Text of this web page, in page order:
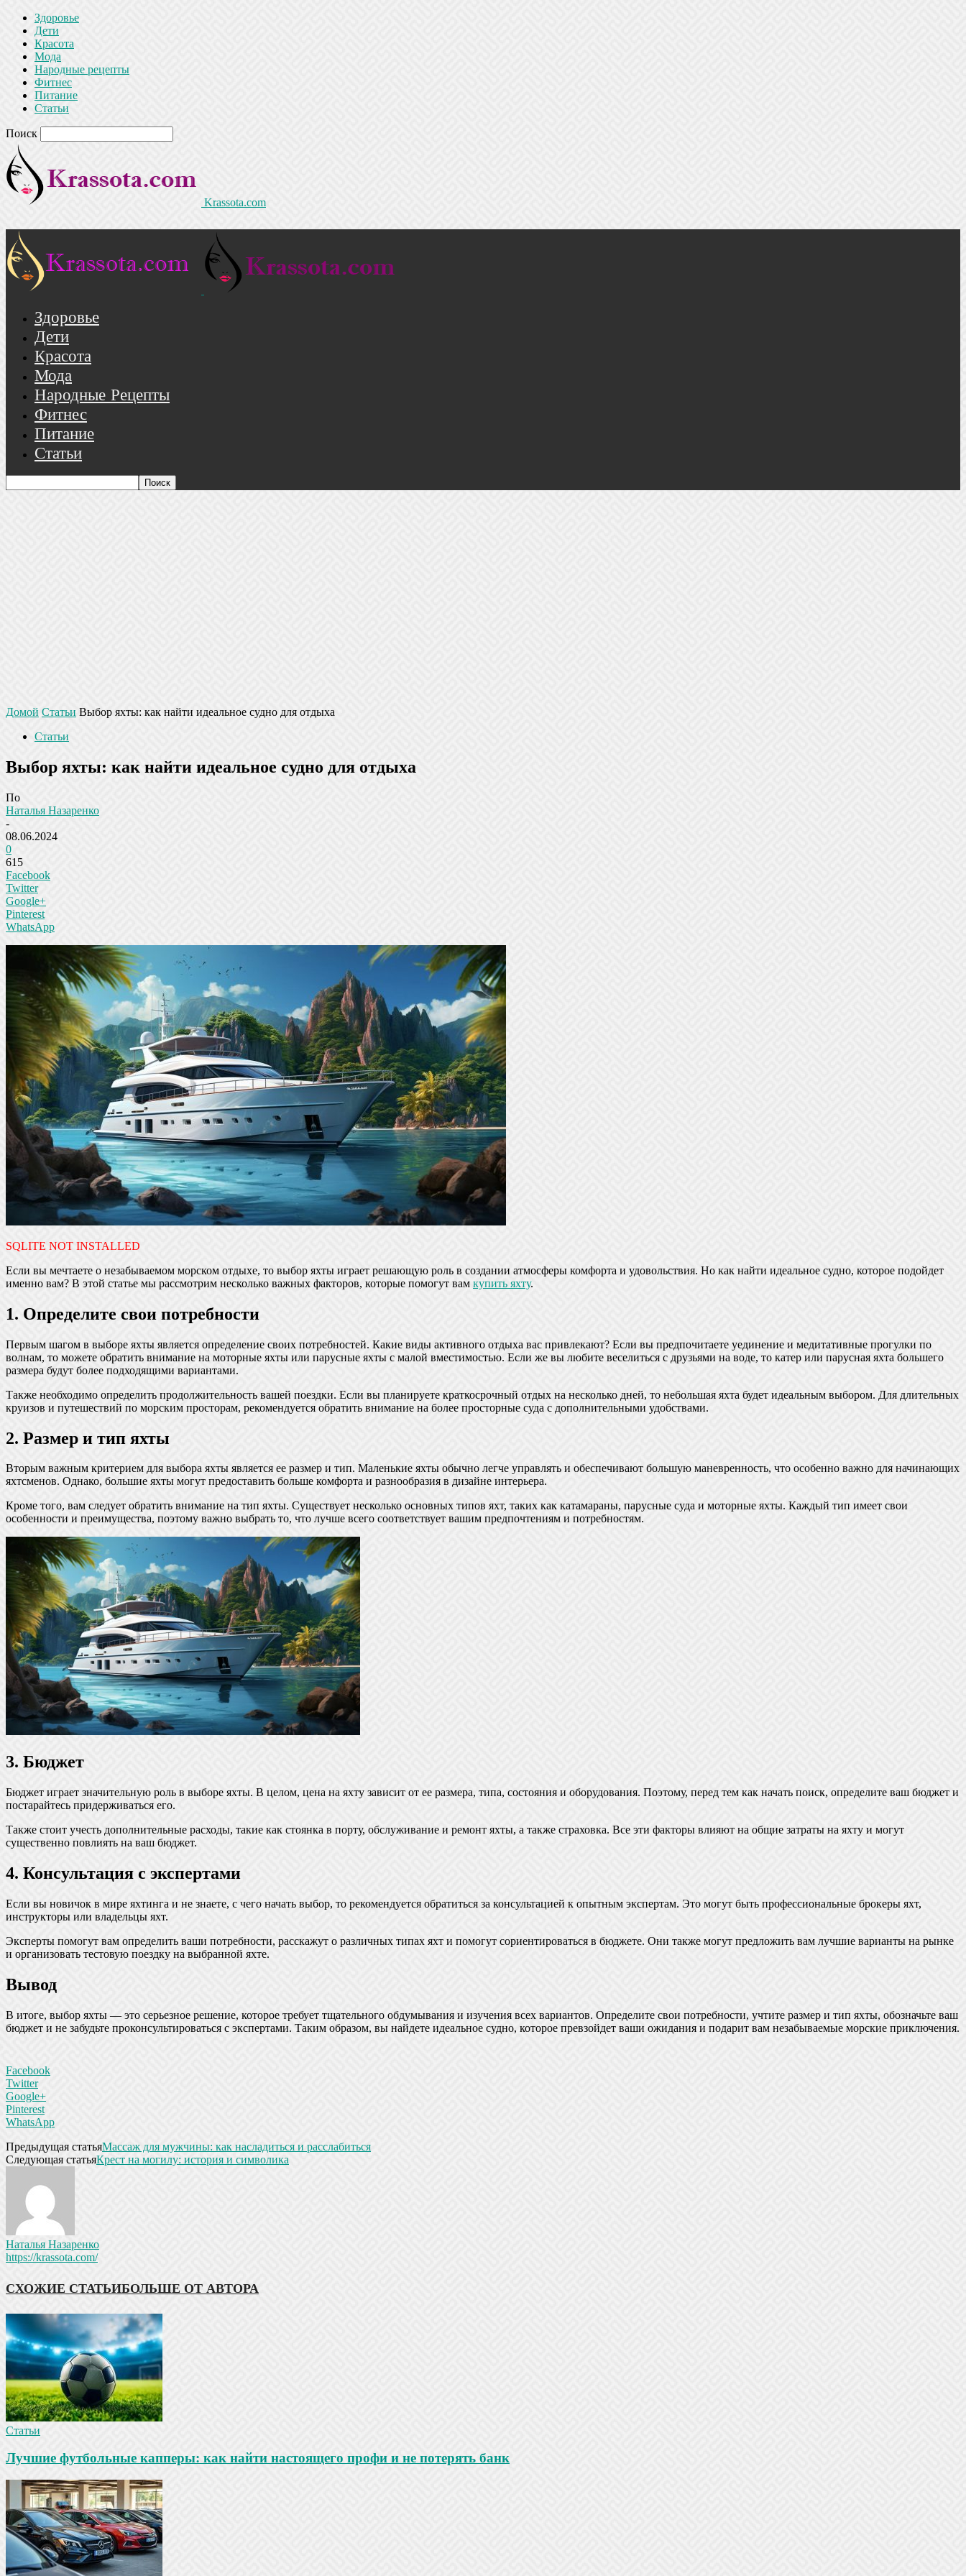
Здоровье
Дети
Красота
Мода
Народные рецепты
Фитнес
Питание
Статьи
Поиск
Krassota.com
Здоровье
Дети
Красота
Мода
Народные Рецепты
Фитнес
Питание
Статьи
Домой Статьи Выбор яхты: как найти идеальное судно для отдыха
Статьи
Выбор яхты: как найти идеальное судно для отдыха
По
Наталья Назаренко
-
08.06.2024
0
615
Facebook
Twitter
Google+
Pinterest
WhatsApp
SQLITE NOT INSTALLED
Если вы мечтаете о незабываемом морском отдыхе, то выбор яхты играет решающую роль в создании атмосферы комфорта и удовольствия. Но как найти идеальное судно, которое подойдет
именно вам? В этой статье мы рассмотрим несколько важных факторов, которые помогут вам купить яхту.
1. Определите свои потребности
Первым шагом в выборе яхты является определение своих потребностей. Какие виды активного отдыха вас привлекают? Если вы предпочитаете уединение и медитативные прогулки по
волнам, то можете обратить внимание на моторные яхты или парусные яхты с малой вместимостью. Если же вы любите веселиться с друзьями на воде, то катер или парусная яхта большего
размера будут более подходящими вариантами.
Также необходимо определить продолжительность вашей поездки. Если вы планируете краткосрочный отдых на несколько дней, то небольшая яхта будет идеальным выбором. Для длительных
круизов и путешествий по морским просторам, рекомендуется обратить внимание на более просторные суда с дополнительными удобствами.
2. Размер и тип яхты
Вторым важным критерием для выбора яхты является ее размер и тип. Маленькие яхты обычно легче управлять и обеспечивают большую маневренность, что особенно важно для начинающих
яхтсменов. Однако, большие яхты могут предоставить больше комфорта и разнообразия в дизайне интерьера.
Кроме того, вам следует обратить внимание на тип яхты. Существует несколько основных типов яхт, таких как катамараны, парусные суда и моторные яхты. Каждый тип имеет свои
особенности и преимущества, поэтому важно выбрать то, что лучше всего соответствует вашим предпочтениям и потребностям.
3. Бюджет
Бюджет играет значительную роль в выборе яхты. В целом, цена на яхту зависит от ее размера, типа, состояния и оборудования. Поэтому, перед тем как начать поиск, определите ваш бюджет и
постарайтесь придерживаться его.
Также стоит учесть дополнительные расходы, такие как стоянка в порту, обслуживание и ремонт яхты, а также страховка. Все эти факторы влияют на общие затраты на яхту и могут
существенно повлиять на ваш бюджет.
4. Консультация с экспертами
Если вы новичок в мире яхтинга и не знаете, с чего начать выбор, то рекомендуется обратиться за консультацией к опытным экспертам. Это могут быть профессиональные брокеры яхт,
инструкторы или владельцы яхт.
Эксперты помогут вам определить ваши потребности, расскажут о различных типах яхт и помогут сориентироваться в бюджете. Они также могут предложить вам лучшие варианты на рынке
и организовать тестовую поездку на выбранной яхте.
Вывод
В итоге, выбор яхты — это серьезное решение, которое требует тщательного обдумывания и изучения всех вариантов. Определите свои потребности, учтите размер и тип яхты, обозначьте ваш
бюджет и не забудьте проконсультироваться с экспертами. Таким образом, вы найдете идеальное судно, которое превзойдет ваши ожидания и подарит вам незабываемые морские приключения.
Facebook
Twitter
Google+
Pinterest
WhatsApp
Предыдущая статьяМассаж для мужчины: как насладиться и расслабиться
Следующая статьяКрест на могилу: история и символика
Наталья Назаренко
https://krassota.com/
СХОЖИЕ СТАТЬИБОЛЬШЕ ОТ АВТОРА
Статьи
Лучшие футбольные капперы: как найти настоящего профи и не потерять банк